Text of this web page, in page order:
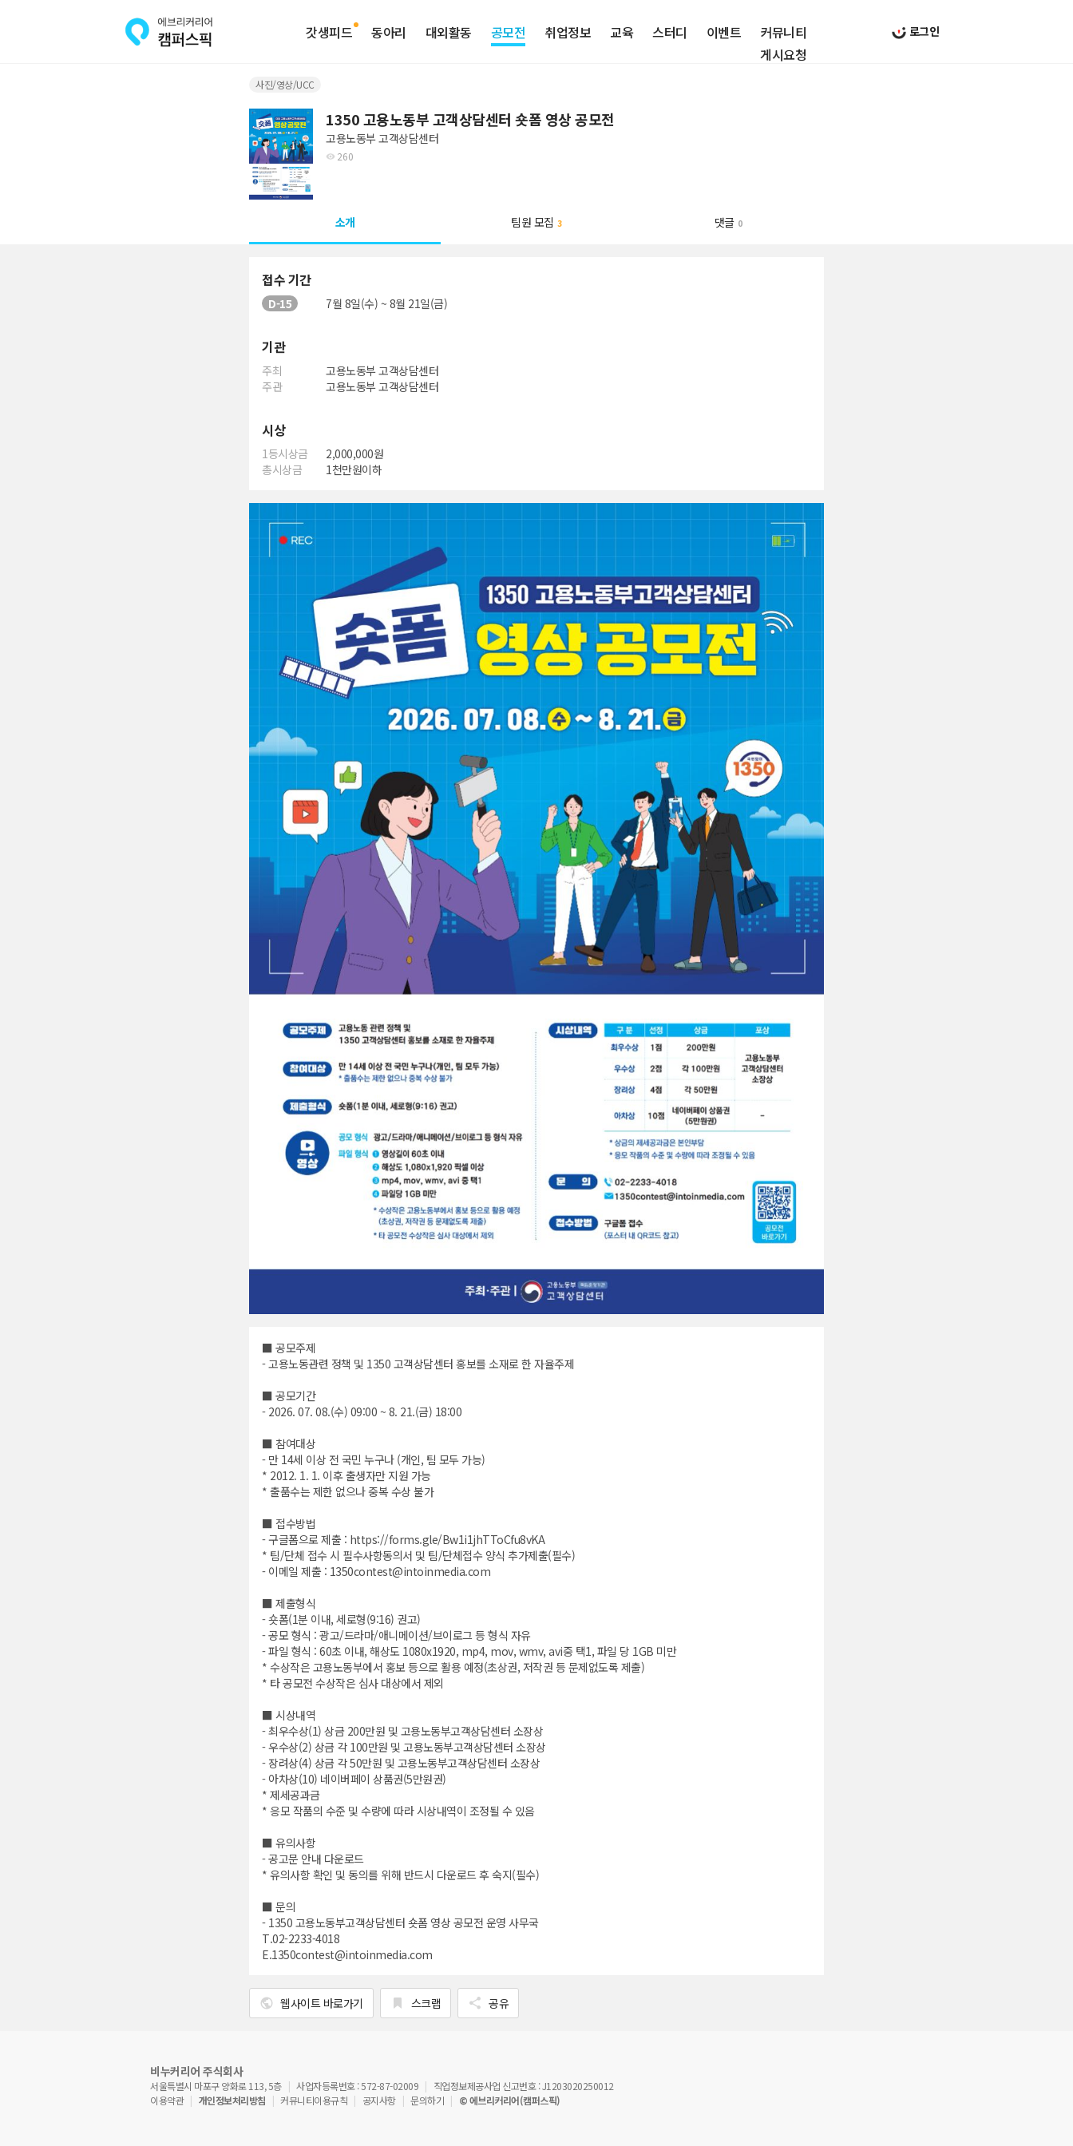
로그인
갓생피드 동아리 대외활동 공모전 취업정보 교육 스터디 이벤트
커뮤니티
게시요청
사진/영상/UCC
1350 고용노동부 고객상담센터 숏폼 영상 공모전
고용노동부 고객상담센터
260
소개 팀원 모집 3 댓글 0
접수 기간
D-15 7월 8일(수) ~ 8월 21일(금)
기관
주최
고용노동부 고객상담센터
주관
고용노동부 고객상담센터
시상
1등시상금
2,000,000원
총시상금
1천만원이하
■ 공모주제
- 고용노동관련 정책 및 1350 고객상담센터 홍보를 소재로 한 자율주제
■ 공모기간
- 2026. 07. 08.(수) 09:00 ~ 8. 21.(금) 18:00
■ 참여대상
- 만 14세 이상 전 국민 누구나 (개인, 팀 모두 가능)
* 2012. 1. 1. 이후 출생자만 지원 가능
* 출품수는 제한 없으나 중복 수상 불가
■ 접수방법
- 구글폼으로 제출 : https://forms.gle/Bw1i1jhTToCfu8vKA
* 팀/단체 접수 시 필수사항동의서 및 팀/단체접수 양식 추가제출(필수)
- 이메일 제출 : 1350contest@intoinmedia.com
■ 제출형식
- 숏폼(1분 이내, 세로형(9:16) 권고)
- 공모 형식 : 광고/드라마/애니메이션/브이로그 등 형식 자유
- 파일 형식 : 60초 이내, 해상도 1080x1920, mp4, mov, wmv, avi중 택1, 파일 당 1GB 미만
* 수상작은 고용노동부에서 홍보 등으로 활용 예정(초상권, 저작권 등 문제없도록 제출)
* 타 공모전 수상작은 심사 대상에서 제외
■ 시상내역
- 최우수상(1) 상금 200만원 및 고용노동부고객상담센터 소장상
- 우수상(2) 상금 각 100만원 및 고용노동부고객상담센터 소장상
- 장려상(4) 상금 각 50만원 및 고용노동부고객상담센터 소장상
- 아차상(10) 네이버페이 상품권(5만원권)
* 제세공과금
* 응모 작품의 수준 및 수량에 따라 시상내역이 조정될 수 있음
■ 유의사항
- 공고문 안내 다운로드
* 유의사항 확인 및 동의를 위해 반드시 다운로드 후 숙지(필수)
■ 문의
- 1350 고용노동부고객상담센터 숏폼 영상 공모전 운영 사무국
T.02-2233-4018
E.1350contest@intoinmedia.com
웹사이트 바로가기 스크랩 공유
비누커리어 주식회사
서울특별시 마포구 양화로 113, 5층 사업자등록번호 : 572-87-02009
직업정보제공사업 신고번호 : J1203020250012
이용약관
개인정보처리방침 커뮤니티이용규칙 공지사항 문의하기 © 에브리커리어(캠퍼스픽)